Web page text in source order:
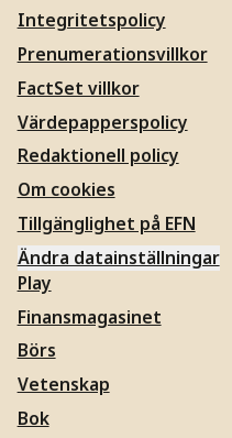
Integritetspolicy
Prenumerationsvillkor
FactSet villkor
Värdepapperspolicy
Redaktionell policy
Om cookies
Tillgänglighet på EFN
Ändra datainställningar
Play
Finansmagasinet
Börs
Vetenskap
Bok